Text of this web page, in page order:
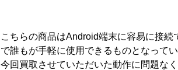
こちらの商品はAndroid端末に容易に接
で誰もが手軽に使用できるものとなって
今回買取させていただいた動作に問題な